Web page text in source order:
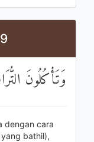
وَتَأْكُلُونَ
dengan cara
bathil),